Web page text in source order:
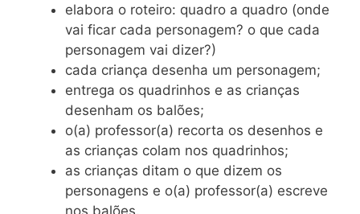
elabora o roteiro: quadro a quadro (onde
vai ficar cada personagem? o que cada
personagem vai dizer?)
cada criança desenha um personagem;
entrega os quadrinhos e as crianças
desenham os balões;
o(a) professor(a) recorta os desenhos e
as crianças colam nos quadrinhos;
as crianças ditam o que dizem os
personagens e o(a) professor(a) escreve
nos balões.